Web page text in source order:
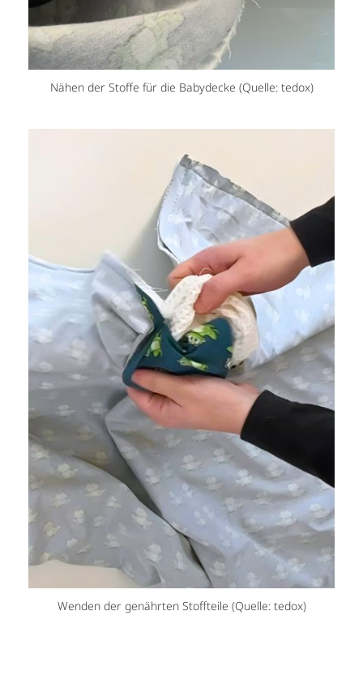
Nähen der Stoffe für die Babydecke (Quelle: tedox)
Wenden der genährten Stoffteile (Quelle: tedox)